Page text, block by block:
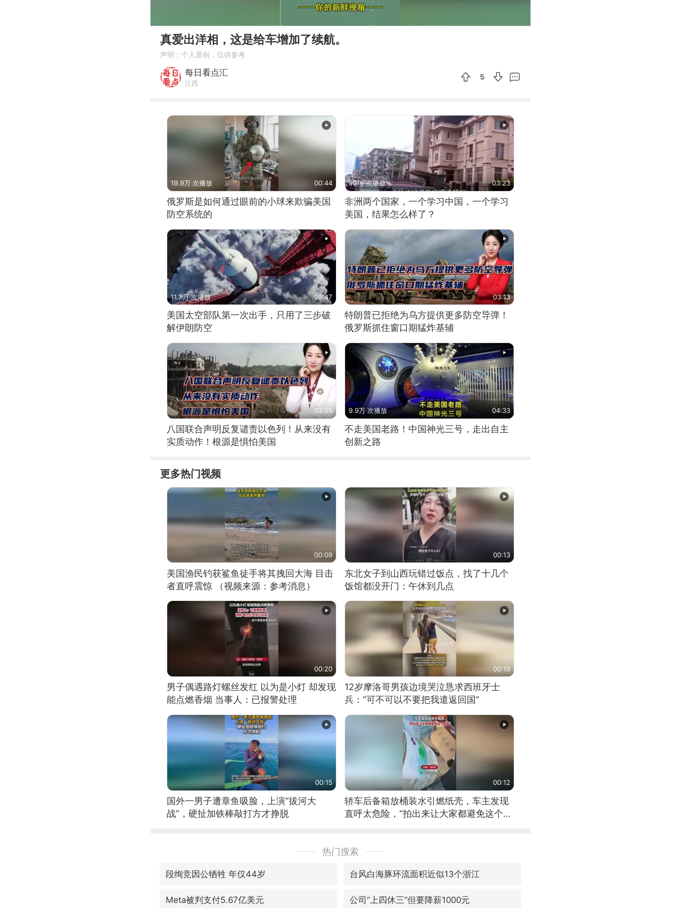
真爱出洋相，这是给车增加了续航。
声明：个人原创，仅供参考
每日看点汇
江西
5
19.9万 次播放 00:44
俄罗斯是如何通过眼前的小球来欺骗美国
防空系统的
9016 次播放 03:23
非洲两个国家，一个学习中国，一个学习
美国，结果怎么样了？
11.7万 次播放 09:47
美国太空部队第一次出手，只用了三步破
解伊朗防空
03:13
特朗普已拒绝为乌方提供更多防空导弹！
俄罗斯抓住窗口期猛炸基辅
03:05
八国联合声明反复谴责以色列！从来没有
实质动作！根源是惧怕美国
9.9万 次播放 04:33
不走美国老路！中国神光三号，走出自主
创新之路
更多热门视频
00:09
美国渔民钓获鲨鱼徒手将其拽回大海 目击
者直呼震惊 （视频来源：参考消息）
00:13
东北女子到山西玩错过饭点，找了十几个
饭馆都没开门：午休到几点
00:20
男子偶遇路灯螺丝发红 以为是小灯 却发现
能点燃香烟 当事人：已报警处理
00:19
12岁摩洛哥男孩边境哭泣恳求西班牙士
兵：“可不可以不要把我遣返回国”
00:15
国外一男子遭章鱼吸脸，上演“拔河大
战”，硬扯加铁棒敲打方才挣脱
00:12
轿车后备箱放桶装水引燃纸壳，车主发现
直呼太危险，“拍出来让大家都避免这个危
热门搜索
段绚竞因公牺牲 年仅44岁 台风白海豚环流面积近似13个浙江
Meta被判支付5.67亿美元 公司“上四休三”但要降薪1000元